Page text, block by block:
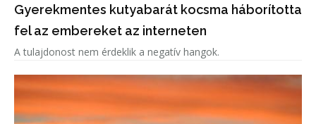
Gyerekmentes kutyabarát kocsma háborította
fel az embereket az interneten
A tulajdonost nem érdeklik a negatív hangok.